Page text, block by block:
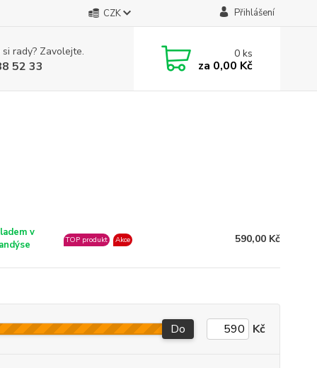
CZK Přihlášení
rady? Zavolejte.
52 33
0ks
za 0,00 Kč
v
TOP produkt Akce 590,00 Kč
Do Kč